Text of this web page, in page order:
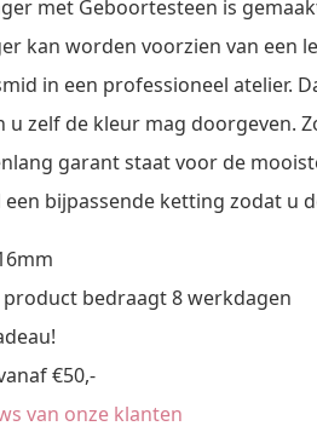
met Geboortesteen is
kan worden voorzien van een
in een professioneel atelier.
u zelf de kleur mag doorgeven.
garant staat voor de
bijpassende ketting zodat u
bedraagt 8 werkdagen
€50,-
van onze klanten